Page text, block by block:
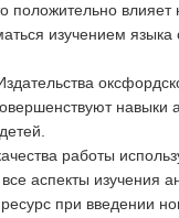
положительно
изучением
работы
аспекты изучения
при введении